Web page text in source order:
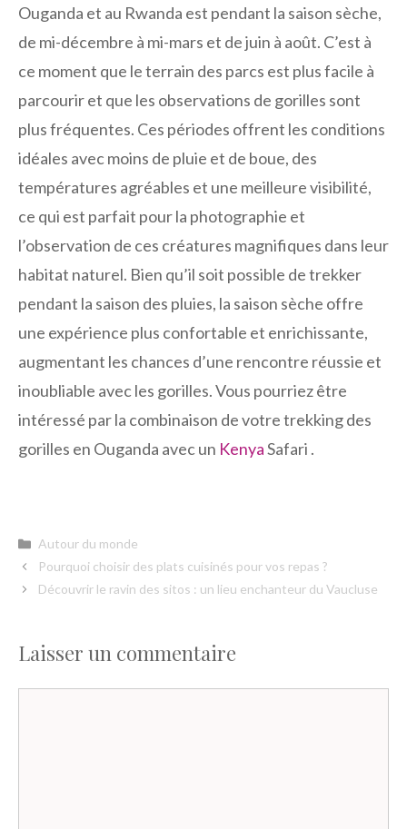
Ouganda et au Rwanda est pendant la saison sèche,
de mi-décembre à mi-mars et de juin à août. C’est à
ce moment que le terrain des parcs est plus facile à
parcourir et que les observations de gorilles sont
plus fréquentes. Ces périodes offrent les conditions
idéales avec moins de pluie et de boue, des
températures agréables et une meilleure visibilité,
ce qui est parfait pour la photographie et
l’observation de ces créatures magnifiques dans leur
habitat naturel. Bien qu’il soit possible de trekker
pendant la saison des pluies, la saison sèche offre
une expérience plus confortable et enrichissante,
augmentant les chances d’une rencontre réussie et
inoubliable avec les gorilles. Vous pourriez être
intéressé par la combinaison de votre trekking des
gorilles en Ouganda avec un KenyaSafari .
Catégories
Autour du monde
Pourquoi choisir des plats cuisinés pour vos repas ?
Découvrir le ravin des sitos : un lieu enchanteur du Vaucluse
Laisser un commentaire